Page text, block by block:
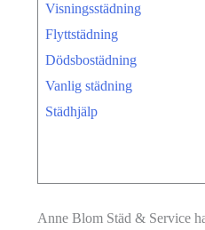
Visningsstädning
Flyttstädning
Dödsbostädning
Vanlig städning
Städhjälp
Anne Blom Städ & Service